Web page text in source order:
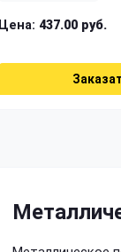
Цена: 437.00 руб.